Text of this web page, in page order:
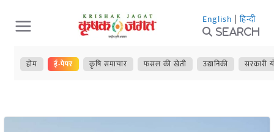
Skip
to
content
English | हिन्दी
Search
होम ई-पेपर कृषि समाचार फसल की खेती उद्यानिकी सरकारी